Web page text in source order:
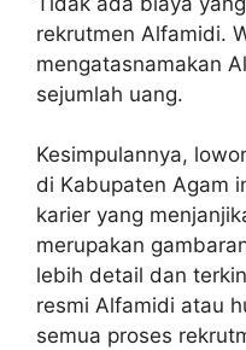
rekrutmen Alfamidi.
mengatasnamakan
sejumlah uang.
Kesimpulannya,
di Kabupaten Agam
karier yang
merupakan
lebih detail dan
resmi Alfamidi atau
semua proses